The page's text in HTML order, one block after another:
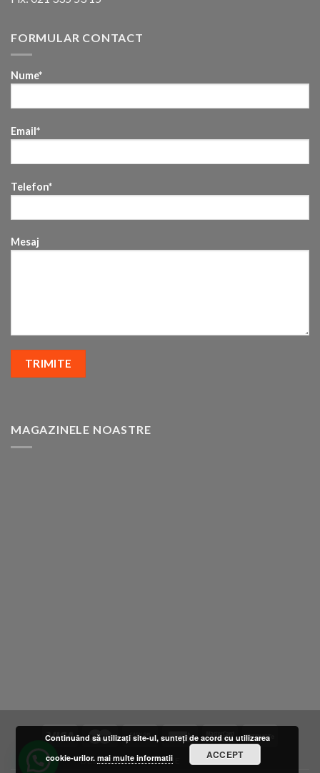
FORMULAR CONTACT
Nume*
Email*
Telefon*
Mesaj
MAGAZINELE NOASTRE
DESPRE NOI LOCATIE FURNIZORI
Continuând să utilizați site-ul, sunteți de acord cu utilizarea
cookie-urilor. mai multe informatii ACCEPT